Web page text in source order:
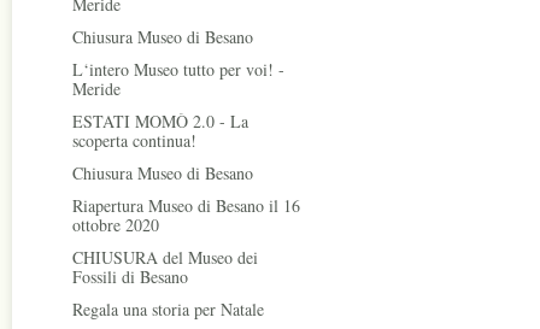
Chiusura Museo di Besano
L‘intero Museo tutto per voi! -
Meride
ESTATI MOMÒ 2.0 - La
scoperta continua!
Chiusura Museo di Besano
Riapertura Museo di Besano il 16
ottobre 2020
CHIUSURA del Museo dei
Fossili di Besano
Regala una storia per Natale